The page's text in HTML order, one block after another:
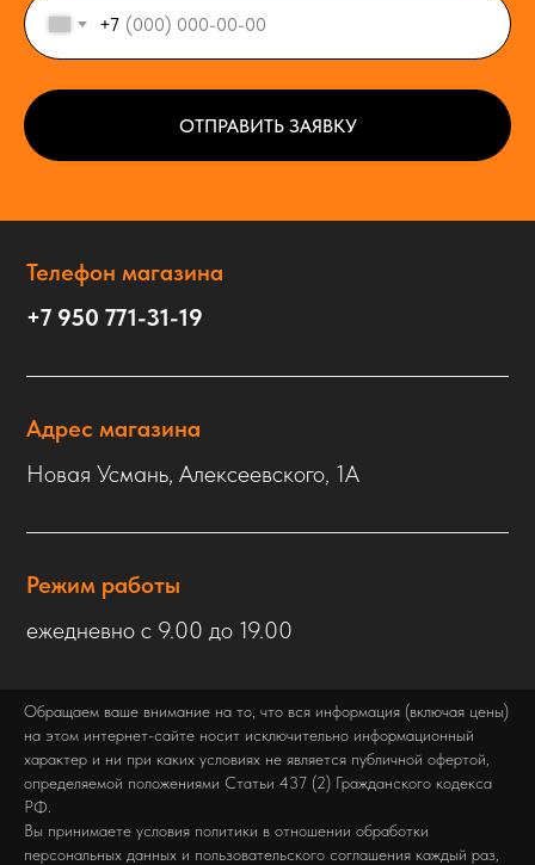
+7
ОТПРАВИТЬ ЗАЯВКУ
Телефон магазина
+7 950 771-31-19
Адрес магазина
Новая Усмань, Алексеевского, 1А
Режим работы
ежедневно с 9.00 до 19.00
Обращаем ваше внимание на то, что вся информация (включая цены)
на этом интернет-сайте носит исключительно информационный
характер и ни при каких условиях не является публичной офертой,
определяемой положениями Статьи 437 (2) Гражданского кодекса
РФ.
Вы принимаете условия политики в отношении обработки
персональных данных и пользовательского соглашения каждый раз,